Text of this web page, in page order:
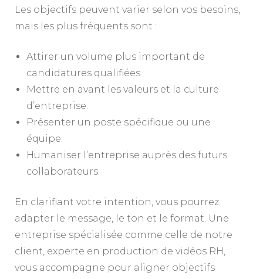
Les objectifs peuvent varier selon vos besoins,
mais les plus fréquents sont :
Attirer un volume plus important de
candidatures qualifiées.
Mettre en avant les valeurs et la culture
d’entreprise.
Présenter un poste spécifique ou une
équipe.
Humaniser l’entreprise auprès des futurs
collaborateurs.
En clarifiant votre intention, vous pourrez
adapter le message, le ton et le format. Une
entreprise spécialisée comme celle de notre
client, experte en production de vidéos RH,
vous accompagne pour aligner objectifs